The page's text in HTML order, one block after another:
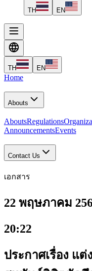
TH EN
TH EN
Home
Abouts
AboutsRegulations
AnnouncementsEvents
Contact Us
เอกสาร
22 พฤษภาคม
20:22
ประกาศเรื่อง แ